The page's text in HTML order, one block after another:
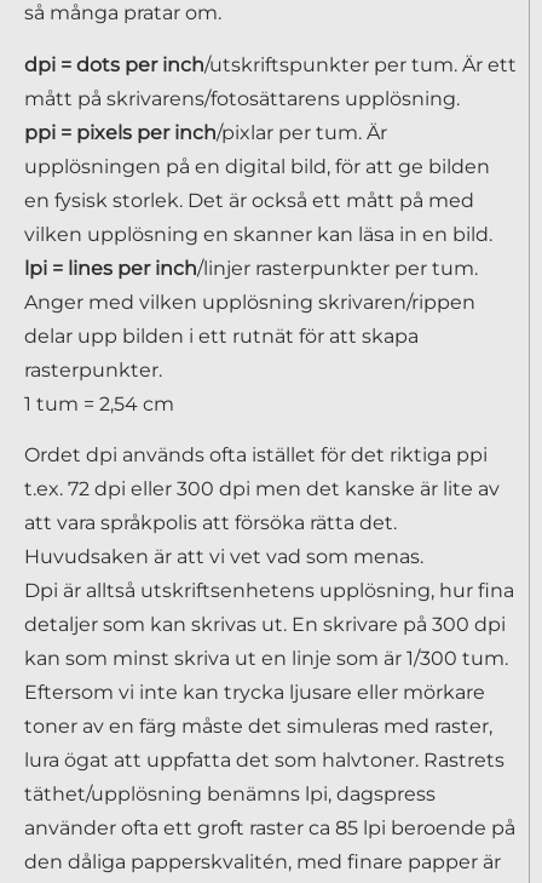
så många pratar om.
dpi = dots per inch/utskriftspunkter per tum. Är ett
mått på skrivarens/fotosättarens upplösning.
ppi = pixels per inch/pixlar per tum. Är
upplösningen på en digital bild, för att ge bilden
en fysisk storlek. Det är också ett mått på med
vilken upplösning en skanner kan läsa in en bild.
lpi = lines per inch/linjer rasterpunkter per tum.
Anger med vilken upplösning skrivaren/rippen
delar upp bilden i ett rutnät för att skapa
rasterpunkter.
1 tum = 2,54 cm
Ordet dpi används ofta istället för det riktiga ppi
t.ex. 72 dpi eller 300 dpi men det kanske är lite av
att vara språkpolis att försöka rätta det.
Huvudsaken är att vi vet vad som menas.
Dpi är alltså utskriftsenhetens upplösning, hur fina
detaljer som kan skrivas ut. En skrivare på 300 dpi
kan som minst skriva ut en linje som är 1/300 tum.
Eftersom vi inte kan trycka ljusare eller mörkare
toner av en färg måste det simuleras med raster,
lura ögat att uppfatta det som halvtoner. Rastrets
täthet/upplösning benämns lpi, dagspress
använder ofta ett groft raster ca 85 lpi beroende på
den dåliga papperskvalitén, med finare papper är